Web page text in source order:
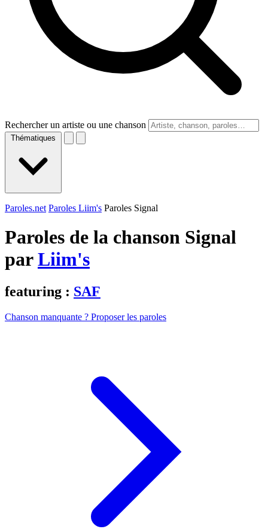
Rechercher un artiste ou une chanson
Thématiques
Paroles.net Paroles Liim's Paroles Signal
Paroles de la chanson Signal
parLiim's
featuring : SAF
Chanson manquante ? Proposer les paroles